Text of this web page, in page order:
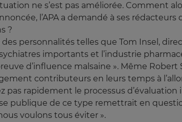
ne s’est pas améliorée. Comment
l’APA a demandé à ses
?
personnalités telles que Tom Insel,
importants et l’industrie
d’influence malsaine ». Même
contributeurs en leurs temps à
pas rapidement le processus
publique de ce type remettrait en
voulons tous éviter ».